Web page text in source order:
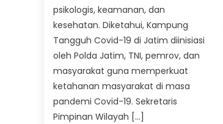
psikologis, keamanan, dan
kesehatan. Diketahui, Kampung
Tangguh Covid-19 di Jatim diinisiasi
oleh Polda Jatim, TNI, pemrov, dan
masyarakat guna memperkuat
ketahanan masyarakat di masa
pandemi Covid-19. Sekretaris
Pimpinan Wilayah […]